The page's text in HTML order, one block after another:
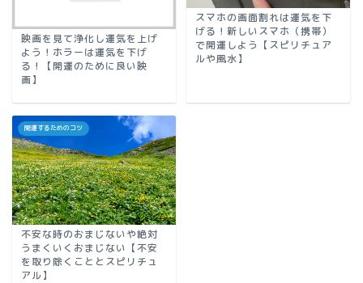
映画を見て浄化し運気を上げ
よう！ホラーは運気を下げ
る！【開運のために良い映
画】
スマホの画面割れは運気を下
げる！新しいスマホ（携帯）
で開運しよう【スピリチュア
ルや風水】
開運するためのコツ
不安な時のおまじないや絶対
うまくいくおまじない【不安
を取り除くこととスピリチュ
アル】